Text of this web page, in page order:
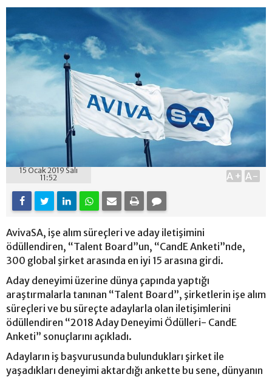
15 Ocak 2019 Salı
11:52
A+ A-
AvivaSA, işe alım süreçleri ve aday iletişimini
ödüllendiren, “Talent Board”un, “CandE Anketi”nde,
300 global şirket arasında en iyi 15 arasına girdi.
Aday deneyimi üzerine dünya çapında yaptığı
araştırmalarla tanınan “Talent Board”, şirketlerin işe alım
süreçleri ve bu süreçte adaylarla olan iletişimlerini
ödüllendiren “2018 Aday Deneyimi Ödülleri- CandE
Anketi” sonuçlarını açıkladı.
Adayların iş başvurusunda bulundukları şirket ile
yaşadıkları deneyimi aktardığı ankette bu sene, dünyanın